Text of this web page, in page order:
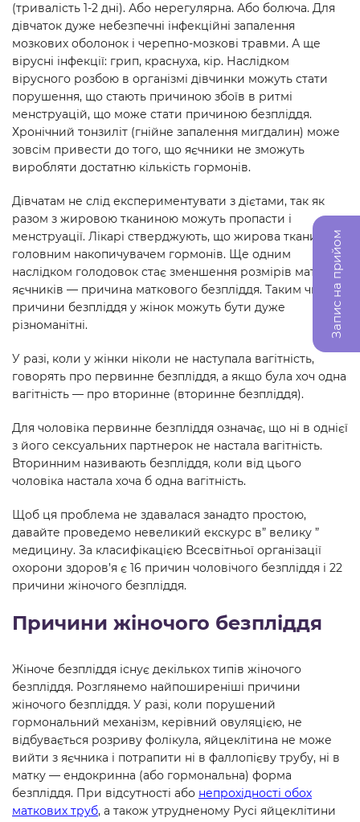
(тривалість 1-2 дні). Або нерегулярна. Або болюча. Для
дівчаток дуже небезпечні інфекційні запалення
мозкових оболонок і черепно-мозкові травми. А ще
вірусні інфекції: грип, краснуха, кір. Наслідком
вірусного розбою в організмі дівчинки можуть стати
порушення, що стають причиною збоїв в ритмі
менструацій, що може стати причиною безпліддя.
Хронічний тонзиліт (гнійне запалення мигдалин) може
зовсім привести до того, що яєчники не зможуть
виробляти достатню кількість гормонів.
Дівчатам не слід експериментувати з дієтами, так як
разом з жировою тканиною можуть пропасти і
менструації. Лікарі стверджують, що жирова тканина є
головним накопичувачем гормонів. Ще одним
наслідком голодовок стає зменшення розмірів матки і
яєчників — причина маткового безпліддя. Таким чином,
причини безпліддя у жінок можуть бути дуже
різноманітні.
У разі, коли у жінки ніколи не наступала вагітність,
говорять про первинне безпліддя, а якщо була хоч одна
вагітність — про вторинне (вторинне безпліддя).
Для чоловіка первинне безпліддя означає, що ні в однієї
з його сексуальних партнерок не настала вагітність.
Вторинним називають безпліддя, коли від цього
чоловіка настала хоча б одна вагітність.
Щоб ця проблема не здавалася занадто простою,
давайте проведемо невеликий екскурс в” велику ”
медицину. За класифікацією Всесвітньої організації
охорони здоров’я є 16 причин чоловічого безпліддя і 22
причини жіночого безпліддя.
Причини жіночого безпліддя
Жіноче безпліддя існує декількох типів жіночого
безпліддя. Розглянемо найпоширеніші причини
жіночого безпліддя. У разі, коли порушений
гормональний механізм, керівний овуляцією, не
відбувається розриву фолікула, яйцеклітина не може
вийти з яєчника і потрапити ні в фаллопієву трубу, ні в
матку — ендокринна (або гормональна) форма
безпліддя. При відсутності або непрохідності обох
маткових труб, а також утрудненому Русі яйцеклітини
Запис на прийом